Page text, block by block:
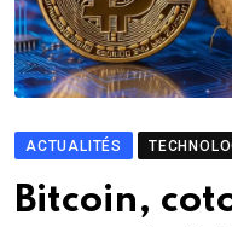
ACTUALITÉS
Bitcoin,